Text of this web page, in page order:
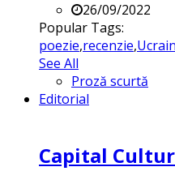
26/09/2022
Popular Tags:
poezie,recenzie,
See All
Proză scurtă
Editorial
Capital